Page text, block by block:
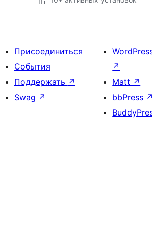
Присоединиться
События
Поддержать ↗
Swag ↗
↗
Matt ↗
bbPress ↗